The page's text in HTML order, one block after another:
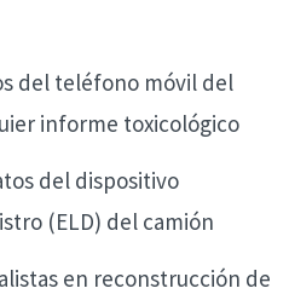
del teléfono móvil del
informe toxicológico
del dispositivo
(ELD) del camión
en reconstrucción de